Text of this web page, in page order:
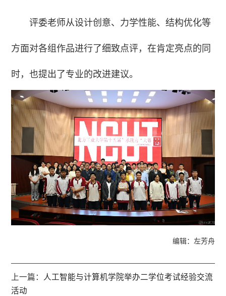
评委老师从设计创意、力学性能、结构优化等
方面对各组作品进行了细致点评，在肯定亮点的同
时，也提出了专业的改进建议。
编辑：左芳舟
上一篇： 人工智能与计算机学院举办二学位考试经验交流
活动